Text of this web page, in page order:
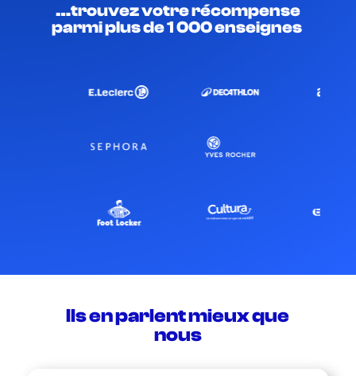
…trouvez votre récompense
parmi plus de 1 000 enseignes
Ils en parlent mieux que
nous